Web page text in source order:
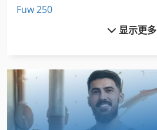
Fuw 250
Hsm V Press 605
Ideal Type Bas 040
显示更多